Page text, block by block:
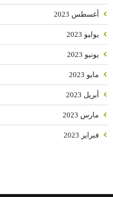
أغسطس 2023
يوليو 2023
يونيو 2023
مايو 2023
أبريل 2023
مارس 2023
فبراير 2023